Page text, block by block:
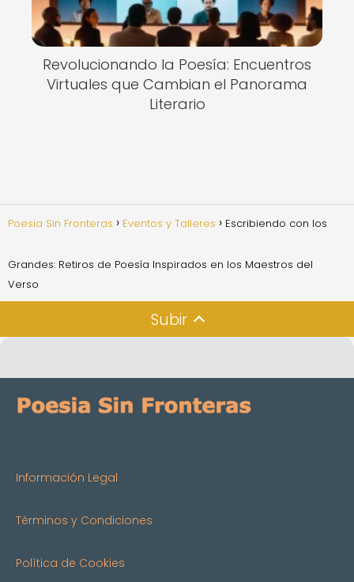
Revolucionando la Poesía: Encuentros
Virtuales que Cambian el Panorama
Literario
Poesia Sin Fronteras Eventos y Talleres Escribiendo con los
Grandes: Retiros de Poesía Inspirados en los Maestros del
Verso
Subir
Información Legal
Términos y Condiciones
Política de Cookies